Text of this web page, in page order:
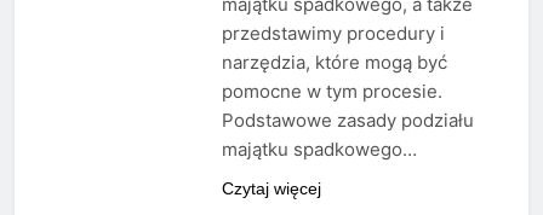
przedstawimy procedury i
narzędzia, które mogą być
pomocne w tym procesie.
Podstawowe zasady podziału
majątku spadkowego…
Czytaj więcej